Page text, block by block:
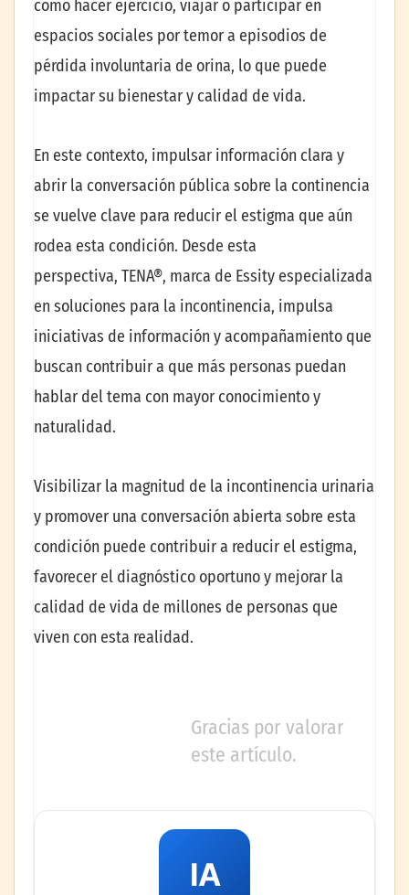
como hacer ejercicio, viajar o participar en
espacios sociales por temor a episodios de
pérdida involuntaria de orina, lo que puede
impactar su bienestar y calidad de vida.
En este contexto, impulsar información clara y
abrir la conversación pública sobre la continencia
se vuelve clave para reducir el estigma que aún
rodea esta condición. Desde esta
perspectiva, TENA®, marca de Essity especializada
en soluciones para la incontinencia, impulsa
iniciativas de información y acompañamiento que
buscan contribuir a que más personas puedan
hablar del tema con mayor conocimiento y
naturalidad.
Visibilizar la magnitud de la incontinencia urinaria
y promover una conversación abierta sobre esta
condición puede contribuir a reducir el estigma,
favorecer el diagnóstico oportuno y mejorar la
calidad de vida de millones de personas que
viven con esta realidad.
Gracias por valorar
este artículo.
IA